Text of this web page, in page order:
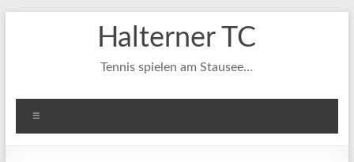
Halterner TC
Tennis spielen am Stausee…